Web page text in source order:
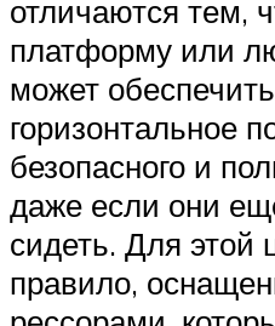
отличаются тем,
платформу или
может
горизонтальное
безопасного и
даже если они
сидеть. Для этой
правило,